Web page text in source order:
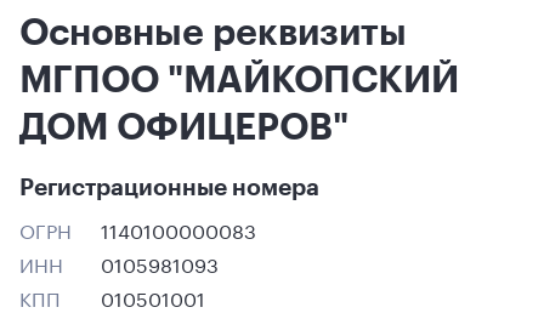
Основные реквизиты
МГПОО "МАЙКОПСКИЙ
ДОМ ОФИЦЕРОВ"
Регистрационные номера
ОГРН
1140100000083
ИНН
0105981093
КПП
010501001